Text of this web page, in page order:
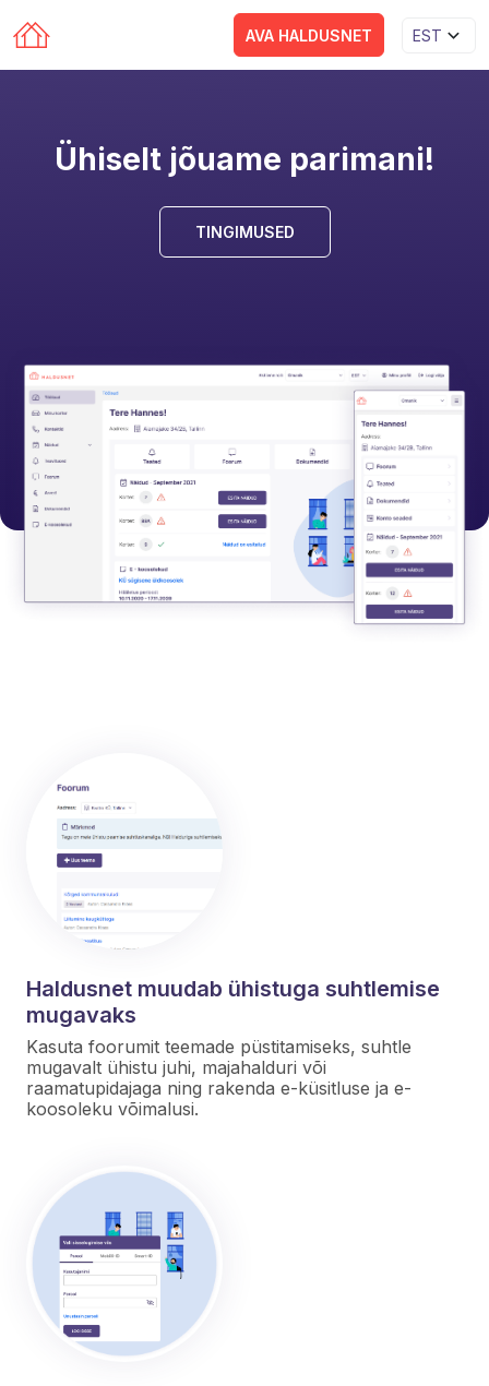
AVA HALDUSNET EST
Ühiselt jõuame parimani!
TINGIMUSED
Haldusnet muudab ühistuga suhtlemise
mugavaks
Kasuta foorumit teemade püstitamiseks, suhtle
mugavalt ühistu juhi, majahalduri või
raamatupidajaga ning rakenda e-küsitluse ja e-
koosoleku võimalusi.